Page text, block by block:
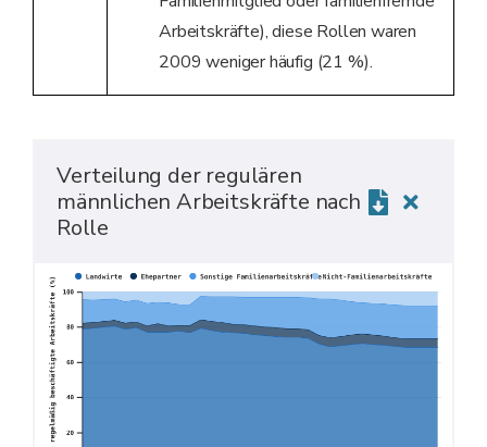
Arbeitskräfte), diese Rollen waren
2009 weniger häufig (21 %).
Verteilung der regulären
männlichen Arbeitskräfte nach
Rolle